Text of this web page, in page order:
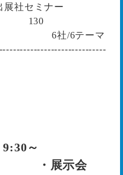
セミナー
ー) 130
/6テーマ
～
示会